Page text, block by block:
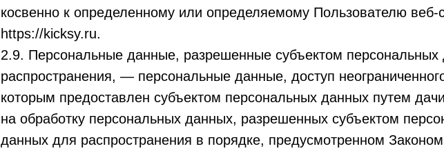
косвенно к определенному или определяемому Пользователю веб-
https://kicksy.ru.
2.9. Персональные данные, разрешенные субъектом персональных
распространения, — персональные данные, доступ
которым предоставлен субъектом персональных данных путем
на обработку персональных данных, разрешенных субъектом
данных для распространения в порядке, предусмотренном